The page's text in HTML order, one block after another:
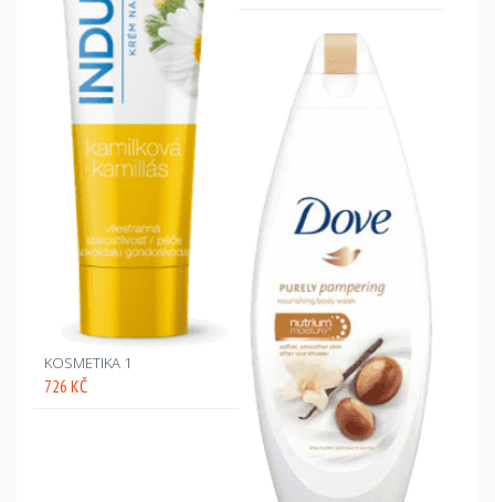
KOSMETIKA 1
726 KČ